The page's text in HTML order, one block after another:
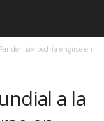
podría erigirse en
a la